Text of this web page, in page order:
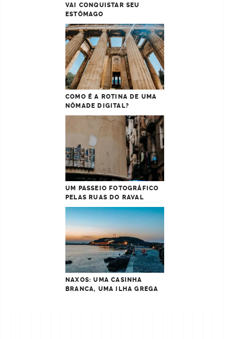
VAI CONQUISTAR SEU
ESTÔMAGO
COMO É A ROTINA DE UMA
NÔMADE DIGITAL?
UM PASSEIO FOTOGRÁFICO
PELAS RUAS DO RAVAL
NAXOS: UMA CASINHA
BRANCA, UMA ILHA GREGA